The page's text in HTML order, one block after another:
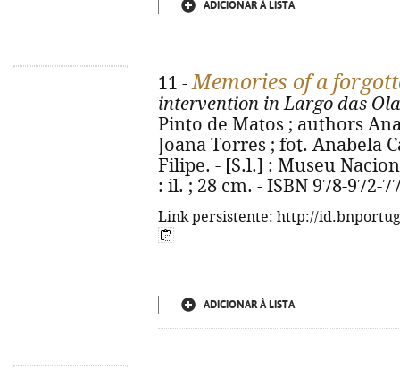
ADICIONAR À LISTA
11 -Memories of a
intervention in Largo das
Pinto de Matos ; authors
Joana Torres ; fot. Anabela
Filipe. - [S.l.] : Museu
: il. ; 28 cm. - ISBN 978-972-
Link persistente: http://
ADICIONAR À LISTA